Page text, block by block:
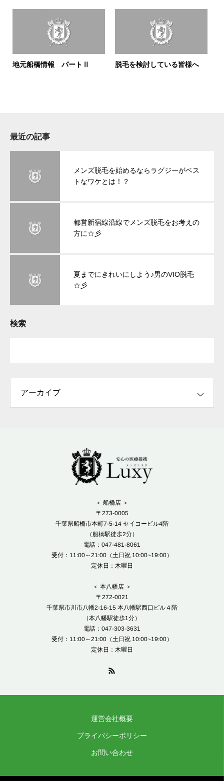
地元船橋情報 パートⅡ 脱毛を検討している皆様へ
最近の記事
メンズ脱毛を始めるならラグジーがベス
トなワケとは！？
都営新宿線沿線でメンズ脱毛をお考えの
方に☆彡
夏までにきれいにしよう♪男のVIO脱毛
☆彡
検索
＜ 船橋店 ＞
〒273-0005
千葉県船橋市本町7-5-14 セイコービル4階
（船橋駅徒歩2分）
電話：047-481-8061
受付：11:00～21:00（土日祝 10:00~19:00）
定休日：木曜日
＜ 本八幡店 ＞
〒272-0021
千葉県市川市八幡2-16-15 本八幡駅西口ビル４階
（本八幡駅徒歩1分）
電話：047-303-3631
受付：11:00～21:00（土日祝 10:00~19:00）
定休日：木曜日
運営会社概要
プライバシーポリシー
お問い合わせ